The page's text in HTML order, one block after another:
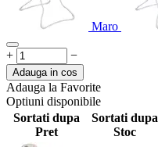
Maro
+ −
Adauga in cos
Adauga la Favorite
Optiuni disponibile
Sortati dupa
Pret
Sortati dupa
Stoc